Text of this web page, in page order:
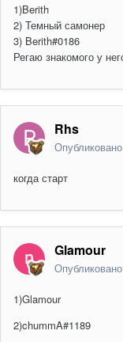
1)Berith
2) Темный самонер
3) Berith#0186
Регаю знакомого у
Rhs
когда старт
Glamour
1)Glamour
2)chummA#1189